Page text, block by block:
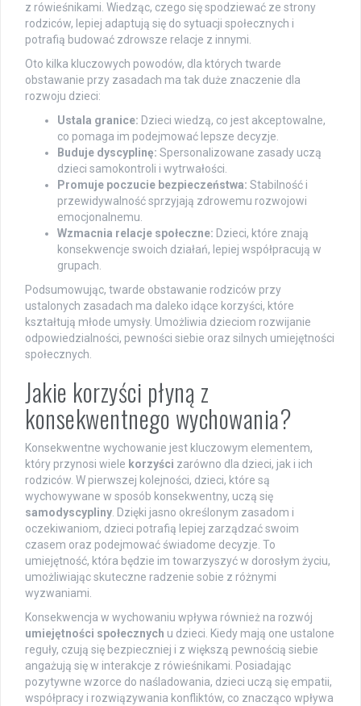
z rówieśnikami. Wiedząc, czego się spodziewać ze strony
rodziców, lepiej adaptują się do sytuacji społecznych i
potrafią budować zdrowsze relacje z innymi.
Oto kilka kluczowych powodów, dla których twarde
obstawanie przy zasadach ma tak duże znaczenie dla
rozwoju dzieci:
Ustala granice: Dzieci wiedzą, co jest akceptowalne,
co pomaga im podejmować lepsze decyzje.
Buduje dyscyplinę: Spersonalizowane zasady uczą
dzieci samokontroli i wytrwałości.
Promuje poczucie bezpieczeństwa: Stabilność i
przewidywalność sprzyjają zdrowemu rozwojowi
emocjonalnemu.
Wzmacnia relacje społeczne: Dzieci, które znają
konsekwencje swoich działań, lepiej współpracują w
grupach.
Podsumowując, twarde obstawanie rodziców przy
ustalonych zasadach ma daleko idące korzyści, które
kształtują młode umysły. Umożliwia dzieciom rozwijanie
odpowiedzialności, pewności siebie oraz silnych umiejętności
społecznych.
Jakie korzyści płyną z
konsekwentnego wychowania?
Konsekwentne wychowanie jest kluczowym elementem,
który przynosi wiele korzyści zarówno dla dzieci, jak i ich
rodziców. W pierwszej kolejności, dzieci, które są
wychowywane w sposób konsekwentny, uczą się
samodyscypliny. Dzięki jasno określonym zasadom i
oczekiwaniom, dzieci potrafią lepiej zarządzać swoim
czasem oraz podejmować świadome decyzje. To
umiejętność, która będzie im towarzyszyć w dorosłym życiu,
umożliwiając skuteczne radzenie sobie z różnymi
wyzwaniami.
Konsekwencja w wychowaniu wpływa również na rozwój
umiejętności społecznych u dzieci. Kiedy mają one ustalone
reguły, czują się bezpieczniej i z większą pewnością siebie
angażują się w interakcje z rówieśnikami. Posiadając
pozytywne wzorce do naśladowania, dzieci uczą się empatii,
współpracy i rozwiązywania konfliktów, co znacząco wpływa